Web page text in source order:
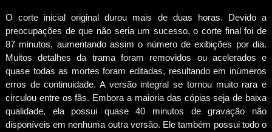
O corte inicial original durou mais de duas horas. Devido a
preocupações de que não seria um sucesso, o corte final foi de
87 minutos, aumentando assim o número de exibições por dia.
Muitos detalhes da trama foram removidos ou acelerados e
quase todas as mortes foram editadas, resultando em inúmeros
erros de continuidade. A versão integral se tornou muito rara e
circulou entre os fãs. Embora a maioria das cópias seja de baixa
qualidade, ela possui quase 40 minutos de gravação não
disponíveis em nenhuma outra versão. Ele também possui todo o